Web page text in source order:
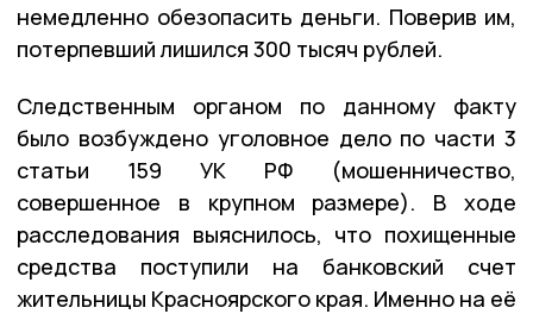
немедленно обезопасить деньги. Поверив им,
потерпевший лишился 300 тысяч рублей.
Следственным органом по данному факту
было возбуждено уголовное дело по части 3
статьи 159 УК РФ (мошенничество,
совершенное в крупном размере). В ходе
расследования выяснилось, что похищенные
средства поступили на банковский счет
жительницы Красноярского края. Именно на её